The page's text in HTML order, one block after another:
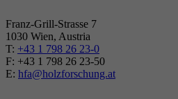
Franz-Grill-Strasse 7
1030 Wien, Austria
T: +43 1 798 26 23-0
​​F: +43 1 798 26 23-50
E: hfa@holzforschung.at